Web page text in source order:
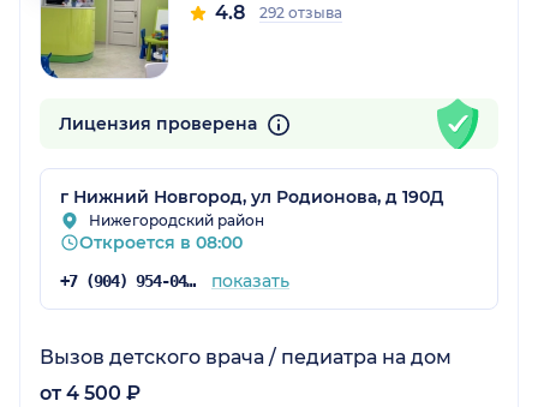
4.8 292 отзыва
Лицензия проверена
г Нижний Новгород, ул Родионова, д 190Д
Нижегородский район
Откроется в 08:00
+7 (904) 954-04-35 показать
Вызов детского врача / педиатра на дом
от 4 500 ₽